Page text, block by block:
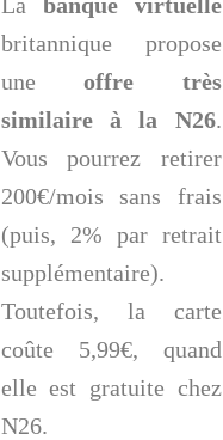
britannique propose
une offre très
similaire à la N26.
Vous pourrez retirer
200€/mois sans frais
(puis, 2% par retrait
supplémentaire).
Toutefois, la carte
coûte 5,99€, quand
elle est gratuite chez
N26.